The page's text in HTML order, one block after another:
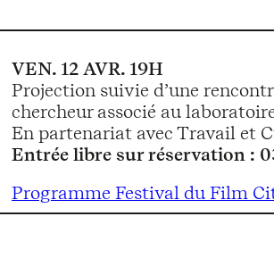
VEN. 12 AVR. 19H
Projection suivie d’une
chercheur associé au
En partenariat avec Travail et
Entrée libre sur réservation :
Programme Festival du Film